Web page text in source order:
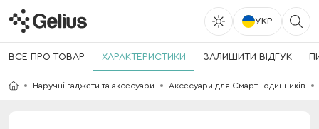
УКР
ВСЕ ПРО ТОВАР ХАРАКТЕРИСТИКИ ЗАЛИШИТИ ВІДГУК
Наручні гаджети та аксесуари Аксесуари для Смарт Годинників